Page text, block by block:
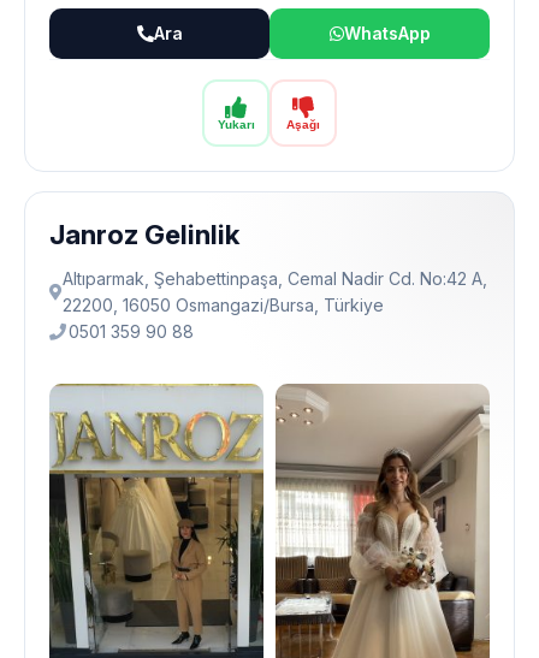
Yukarı Aşağı
Ara WhatsApp
Janroz Gelinlik
Altıparmak, Şehabettinpaşa, Cemal Nadir Cd. No:42 A,
22200, 16050 Osmangazi̇/Bursa, Türkiye
0501 359 90 88